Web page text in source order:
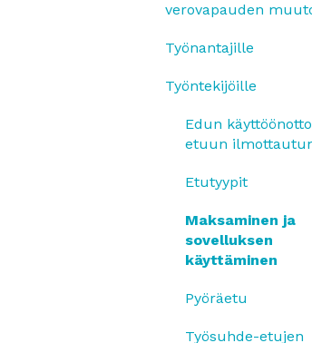
verovapauden
Työnantajille
Yleistä
SmartumPlus
ja raportit
Smartum Saldo
Pyöräetu
Etujen käyttö
OmaLahjakortti
Työntekijöille
Edun
etuun
Etutyypit
Maksaminen ja
sovelluksen
käyttäminen
Pyöräetu
Työsuhde-etujen